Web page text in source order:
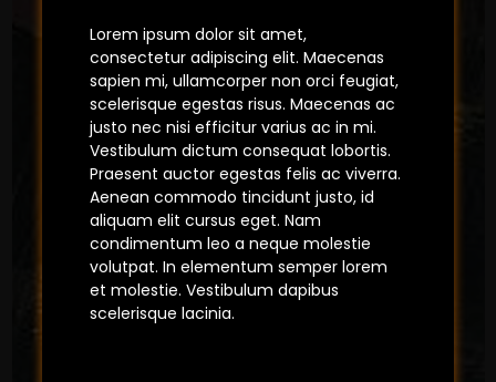
Lorem ipsum dolor sit amet,
consectetur adipiscing elit. Maecenas
sapien mi, ullamcorper non orci feugiat,
scelerisque egestas risus. Maecenas ac
justo nec nisi efficitur varius ac in mi.
Vestibulum dictum consequat lobortis.
Praesent auctor egestas felis ac viverra.
Aenean commodo tincidunt justo, id
aliquam elit cursus eget. Nam
condimentum leo a neque molestie
volutpat. In elementum semper lorem
et molestie. Vestibulum dapibus
scelerisque lacinia.